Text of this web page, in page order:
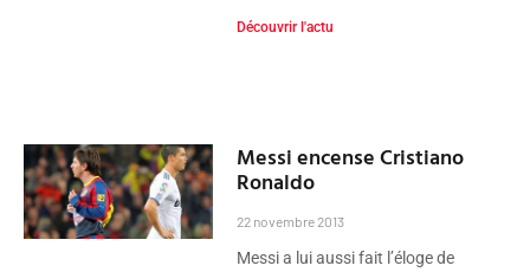
Découvrir l'actu
Messi encense Cristiano
Ronaldo
22 novembre 2013
Messi a lui aussi fait l’éloge de